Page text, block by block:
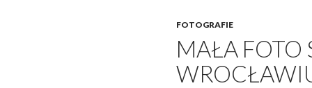
FOTOGRAFIE
MAŁA FOTO